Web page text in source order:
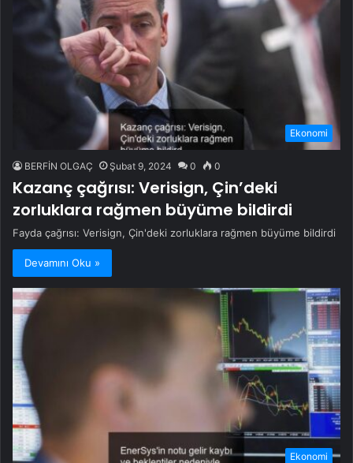
Ekonomi
BERFİN OLGAÇ Şubat 9, 2024 0 0
Kazanç çağrısı: Verisign, Çin’deki
zorluklara rağmen büyüme bildirdi
Fayda çağrısı: Verisign, Çin'deki zorluklara rağmen büyüme bildirdi
Devamını Oku »
Ekonomi